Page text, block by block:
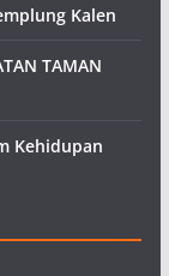
Kalen
TAMAN
Kehidupan